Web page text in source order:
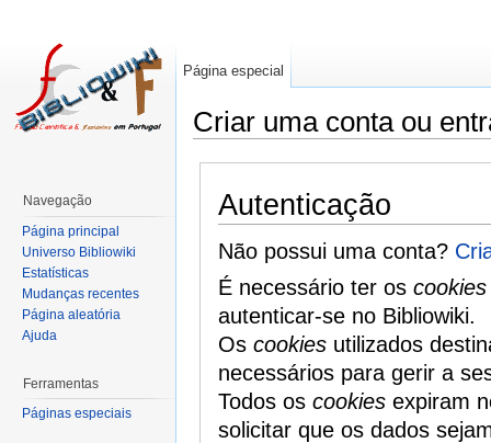
Criar uma conta ou
Autenticação
Não possui uma conta?
É necessário ter os cookies
autenticar-se no Bibliowiki.
Os cookiesutilizados
necessários para gerir a
Todos os cookiesexpiram
solicitar que os dados
Página especial
Navegação
Página principal
Universo Bibliowiki
Estatísticas
Mudanças recentes
Página aleatória
Ajuda
Ferramentas
Páginas especiais